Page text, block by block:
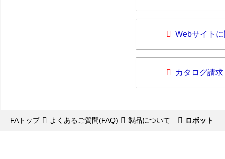
Webサイト
カタログ請求
FAトップ よくあるご質問(FAQ) 製品について ロボット